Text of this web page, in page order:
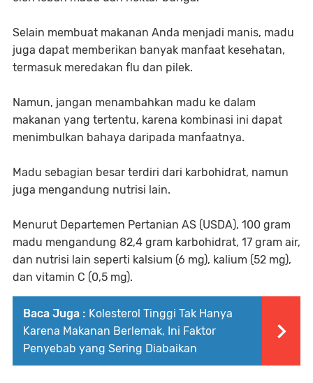
Selain membuat makanan Anda menjadi manis, madu
juga dapat memberikan banyak manfaat kesehatan,
termasuk meredakan flu dan pilek.
Namun, jangan menambahkan madu ke dalam
makanan yang tertentu, karena kombinasi ini dapat
menimbulkan bahaya daripada manfaatnya.
Madu sebagian besar terdiri dari karbohidrat, namun
juga mengandung nutrisi lain.
Menurut Departemen Pertanian AS (USDA), 100 gram
madu mengandung 82,4 gram karbohidrat, 17 gram air,
dan nutrisi lain seperti kalsium (6 mg), kalium (52 mg),
dan vitamin C (0,5 mg).
Baca Juga : Kolesterol Tinggi Tak Hanya
Karena Makanan Berlemak, Ini Faktor
Penyebab yang Sering Diabaikan